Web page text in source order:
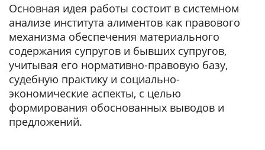
Основная идея работы состоит в системном
анализе института алиментов как правового
механизма обеспечения материального
содержания супругов и бывших супругов,
учитывая его нормативно-правовую базу,
судебную практику и социально-
экономические аспекты, с целью
формирования обоснованных выводов и
предложений.